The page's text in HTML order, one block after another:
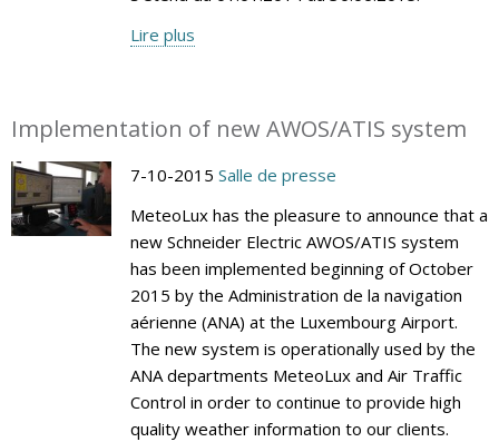
Lire plus
Implementation of new AWOS/ATIS system
7-10-2015 Salle de presse
MeteoLux has the pleasure to announce that a
new Schneider Electric AWOS/ATIS system
has been implemented beginning of October
2015 by the Administration de la navigation
aérienne (ANA) at the Luxembourg Airport.
The new system is operationally used by the
ANA departments MeteoLux and Air Traffic
Control in order to continue to provide high
quality weather information to our clients.